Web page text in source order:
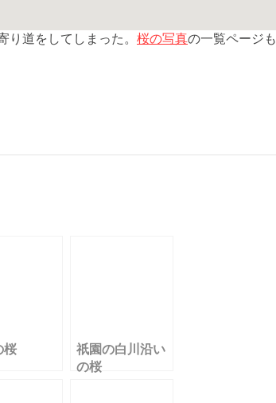
道をしてしまった。 桜の写真の一覧ページも
桜
祇園の白川沿い
の桜